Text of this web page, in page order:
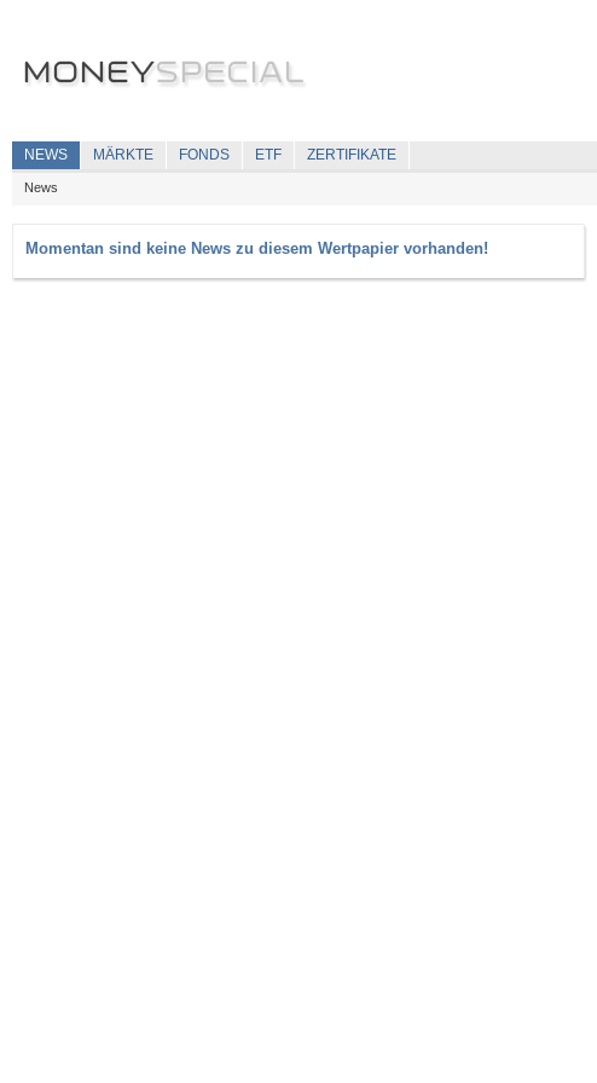
NEWS MÄRKTE FONDS ETF ZERTIFIKATE
News
Momentan sind keine News zu diesem Wertpapier vorhanden!